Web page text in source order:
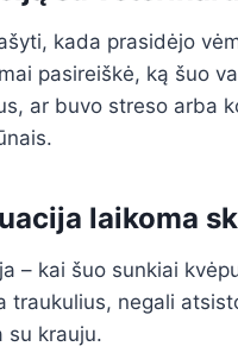
kada prasidėjo
pasireiškė, ką šuo
ar buvo streso arba
laikoma
– kai šuo sunkiai
traukulius, negali
su krauju.